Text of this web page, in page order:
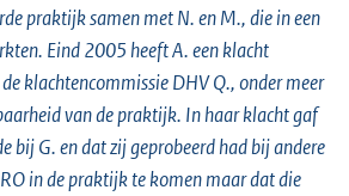
praktijk samen met N. en M., die in een
Eind 2005 heeft A. een klacht
klachtencommissie DHV Q., onder meer
van de praktijk. In haar klacht gaf
bij G. en dat zij geprobeerd had bij andere
in de praktijk te komen maar dat die